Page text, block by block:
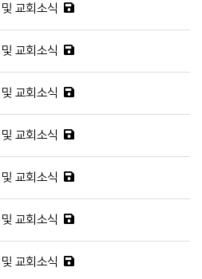
교회소식
교회소식
교회소식
교회소식
교회소식
교회소식
교회소식